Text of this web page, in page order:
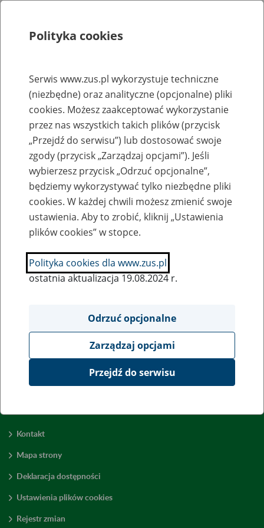
Rejestry, ewidencje i archiwa
Baza zlikwidowanych lub
przekształconych zakładów pracy
Nazwa zakładu pracy:
SZUKAJ
Wyświetl wszystkie
Kontakt
Mapa strony
Deklaracja dostępności
Ustawienia plików cookies
Rejestr zmian
Polityka cookies
Serwis www.zus.pl wykorzystuje techniczne
(niezbędne) oraz analityczne (opcjonalne) pliki
cookies. Możesz zaakceptować wykorzystanie
przez nas wszystkich takich plików (przycisk
„Przejdź do serwisu”) lub dostosować swoje
zgody (przycisk „Zarządzaj opcjami”). Jeśli
wybierzesz przycisk „Odrzuć opcjonalne”,
będziemy wykorzystywać tylko niezbędne pliki
cookies. W każdej chwili możesz zmienić swoje
ustawienia. Aby to zrobić, kliknij „Ustawienia
plików cookies” w stopce.
Polityka cookies dla www.zus.pl
ostatnia aktualizacja 19.08.2024 r.
Odrzuć opcjonalne
Zarządzaj opcjami
Przejdź do serwisu